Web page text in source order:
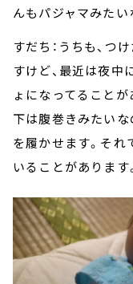
んもパジャマみたい
すだち：うちも、つ
すけど、最近は夜
ょになってることが
下は腹巻きみたい
を履かせます。そ
いることがあります